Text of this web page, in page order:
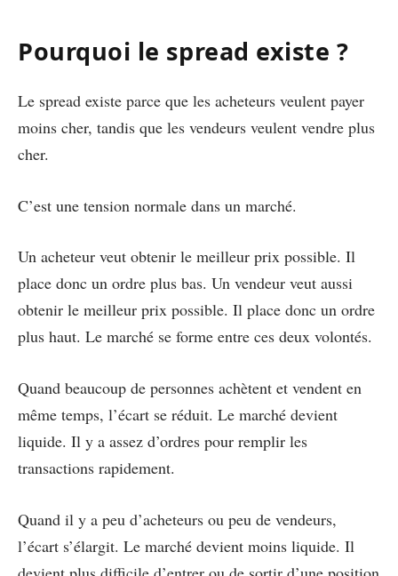
Pourquoi le spread existe ?
Le spread existe parce que les acheteurs veulent payer
moins cher, tandis que les vendeurs veulent vendre plus
cher.
C’est une tension normale dans un marché.
Un acheteur veut obtenir le meilleur prix possible. Il
place donc un ordre plus bas. Un vendeur veut aussi
obtenir le meilleur prix possible. Il place donc un ordre
plus haut. Le marché se forme entre ces deux volontés.
Quand beaucoup de personnes achètent et vendent en
même temps, l’écart se réduit. Le marché devient
liquide. Il y a assez d’ordres pour remplir les
transactions rapidement.
Quand il y a peu d’acheteurs ou peu de vendeurs,
l’écart s’élargit. Le marché devient moins liquide. Il